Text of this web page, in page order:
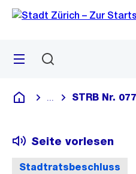
Navigation
Sprunglink
Menü
Deutsch
Blende alle
STRB Nr.
Stadtratsbeschluss
Seite vorlesen